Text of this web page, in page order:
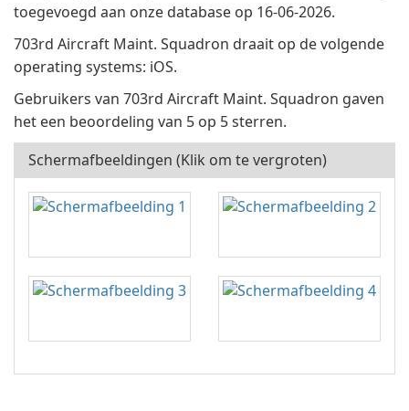
toegevoegd aan onze database op 16-06-2026.
703rd Aircraft Maint. Squadron draait op de volgende
operating systems: iOS.
Gebruikers van 703rd Aircraft Maint. Squadron gaven
het een beoordeling van 5 op 5 sterren.
Schermafbeeldingen (Klik om te vergroten)